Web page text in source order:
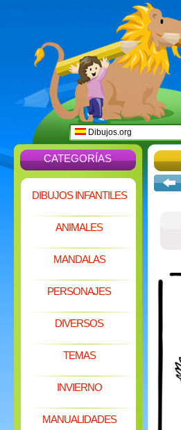
Dibujos.org
CATEGORÍAS
DIBUJOS INFANTILES
ANIMALES
MANDALAS
PERSONAJES
DIVERSOS
TEMAS
INVIERNO
MANUALIDADES